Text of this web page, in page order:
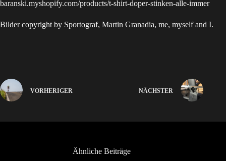
baranski.myshopify.com/products/t-shirt-doper-stinken-alle-immer
Bilder copyright by Sportograf, Martin Granadia, me, myself and I.
VORHERIGER NÄCHSTER
Ähnliche Beiträge